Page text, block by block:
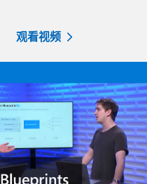
观看视频